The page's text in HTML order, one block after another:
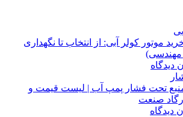
موتور کولر آبی: از انتخاب تا نگهداری
دیدگاه
منبع تحت فشار پمپ آب | لیست قیمت و
صنعت
دیدگاه